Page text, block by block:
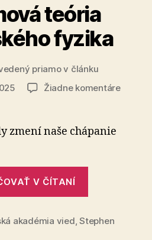
teória
fyzika
priamo v článku
Žiadne komentárena
zmení naše chápanie
V ČÍTANÍ
fyzika“
akadémia vied,Stephen